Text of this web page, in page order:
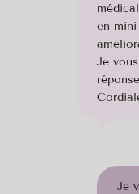
en
Je
Je